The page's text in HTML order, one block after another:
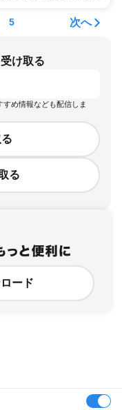
5 次へ
け取る
すめ情報なども配信しま
る
ード